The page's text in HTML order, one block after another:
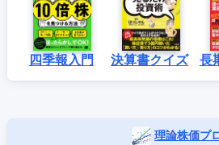
四季報入門 決算書クイズ 長
理論株価プ